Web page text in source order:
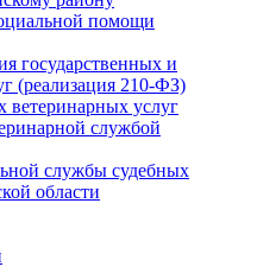
помощи
государственных и
(реализация 210-ФЗ)
ветеринарных услуг
службой
службы судебных
области